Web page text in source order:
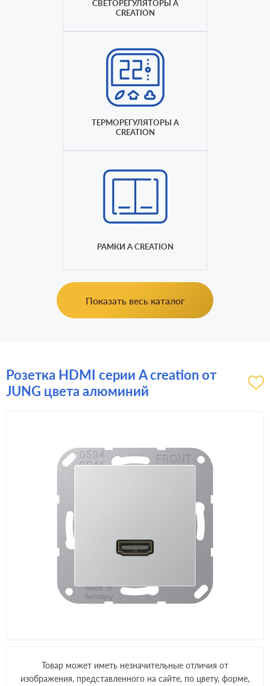
СВЕТОРЕГУЛЯТОРЫ A
CREATION
ТЕРМОРЕГУЛЯТОРЫ A
CREATION
РАМКИ A CREATION
Показать весь каталог
Розетка HDMI серии A creation от
JUNG цвета алюминий
Товар может иметь незначительные отличия от
изображения, представленного на сайте, по цвету, форме,